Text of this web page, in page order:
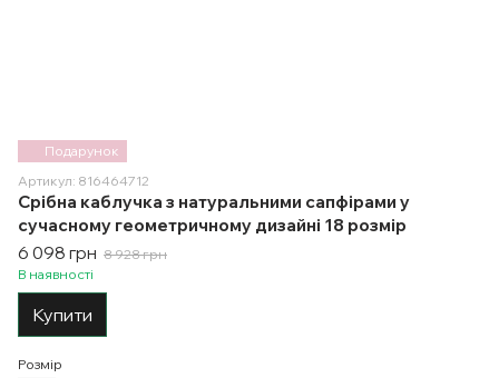
Подарунок
Артикул: 816464712
Срібна каблучка з натуральними сапфірами у
сучасному геометричному дизайні 18 розмір
6 098 грн 8 928 грн
В наявності
Купити
Розмір